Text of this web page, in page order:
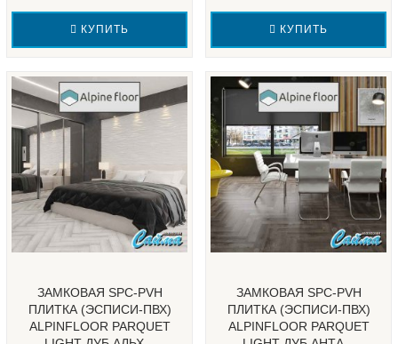
КУПИТЬ КУПИТЬ
ЗАМКОВАЯ SPC-PVH
ПЛИТКА (ЭСПИСИ-ПВХ)
ALPINFLOOR PARQUET
ЗАМКОВАЯ SPC-PVH
ПЛИТКА (ЭСПИСИ-ПВХ)
ALPINFLOOR PARQUET